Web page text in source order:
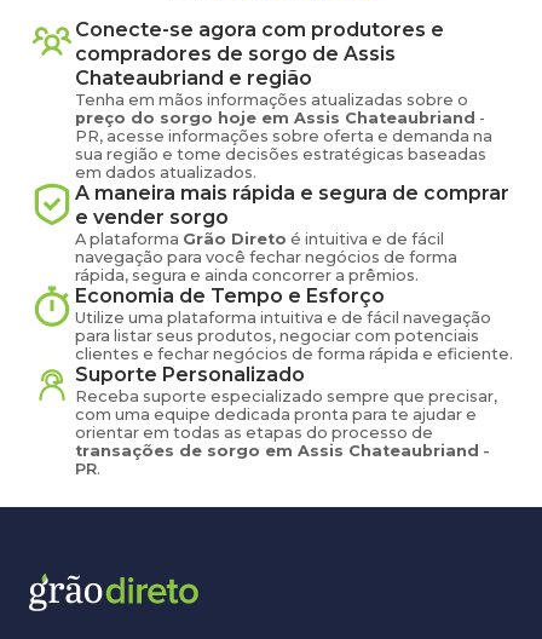
Conecte-se agora com produtores e
compradores de sorgo de Assis
Chateaubriand e região
Tenha em mãos informações atualizadas sobre o
preço do sorgo hoje em Assis Chateaubriand -
PR, acesse informações sobre oferta e demanda na
sua região e tome decisões estratégicas baseadas
em dados atualizados.
A maneira mais rápida e segura de comprar
e vender sorgo
A plataforma Grão Direto é intuitiva e de fácil
navegação para você fechar negócios de forma
rápida, segura e ainda concorrer a prêmios.
Economia de Tempo e Esforço
Utilize uma plataforma intuitiva e de fácil navegação
para listar seus produtos, negociar com potenciais
clientes e fechar negócios de forma rápida e eficiente.
Suporte Personalizado
Receba suporte especializado sempre que precisar,
com uma equipe dedicada pronta para te ajudar e
orientar em todas as etapas do processo de
transações de sorgo em Assis Chateaubriand -
PR.